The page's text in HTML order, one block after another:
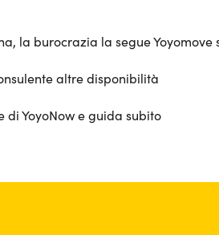
la burocrazia la segue Yoyomove
altre disponibilità
YoyoNow e guida subito